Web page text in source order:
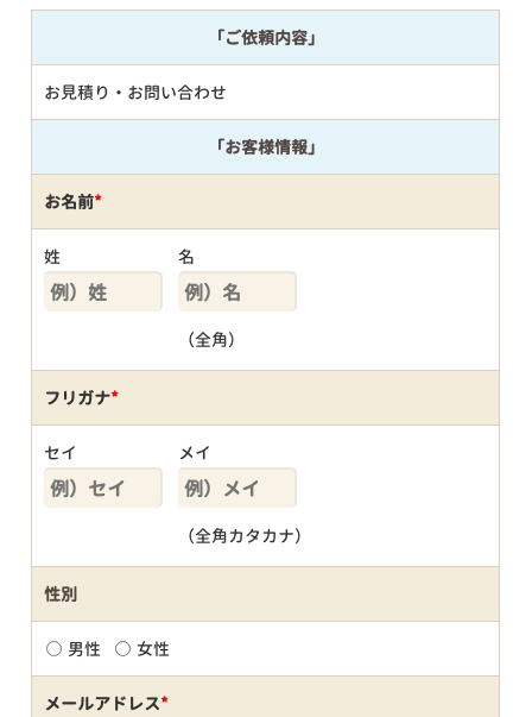
「ご依頼内容」
お見積り・お問い合わせ
「お客様情報」
お名前*
姓 名
（全角）
フリガナ*
セイ メイ
（全角カタカナ）
性別
男性 女性
メールアドレス*